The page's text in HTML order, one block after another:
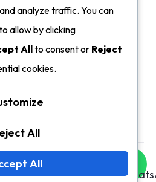
/ Sat: 9AM - 12PM
2026. All rights reserved.
analyze traffic. You can
allow by clicking
Allto consent or Reject
cookies.
All
All